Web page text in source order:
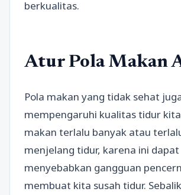
berkualitas.
Atur Pola Makan
Pola makan yang tidak sehat
mempengaruhi kualitas tidur
makan terlalu banyak atau
menjelang tidur, karena ini dapat
menyebabkan gangguan
membuat kita susah tidur.